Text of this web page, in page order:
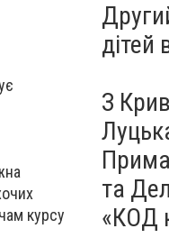
курсу
дітей
З
та
«КОД